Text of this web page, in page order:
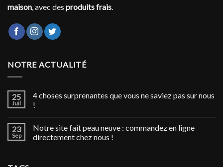
maison, avec des produits frais.
NOTRE ACTUALITÉ
25
Juil
4 choses surprenantes que vous ne saviez pas sur nous
!
23
Sep
Notre site fait peau neuve : commandez en ligne
directement chez nous !